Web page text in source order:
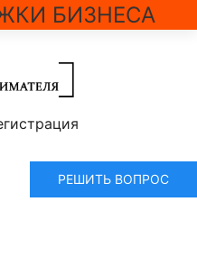
БИЗНЕСА
РЕШИТЬ ВОПРОС